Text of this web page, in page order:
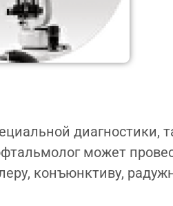
диагностики,
может
конъюнктиву,